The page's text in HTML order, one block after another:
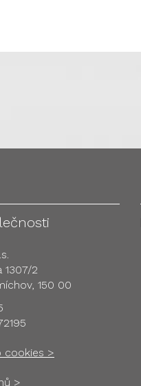
1307/2
150 00
cookies >
>